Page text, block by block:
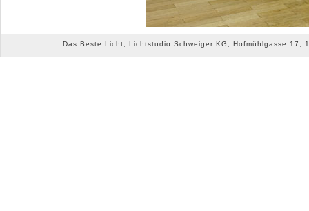
Das Beste Licht, Lichtstudio Schweiger KG, Hofmühlgasse